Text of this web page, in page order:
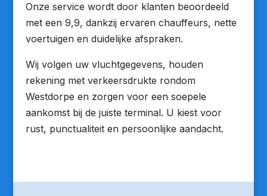
Onze service wordt door klanten beoordeeld
met een 9,9, dankzij ervaren chauffeurs, nette
voertuigen en duidelijke afspraken.
Wij volgen uw vluchtgegevens, houden
rekening met verkeersdrukte rondom
Westdorpe en zorgen voor een soepele
aankomst bij de juiste terminal. U kiest voor
rust, punctualiteit en persoonlijke aandacht.